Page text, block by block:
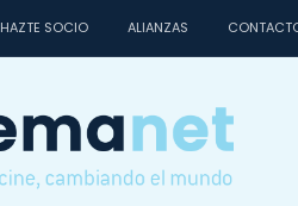
HAZTE SOCIO ALIANZAS